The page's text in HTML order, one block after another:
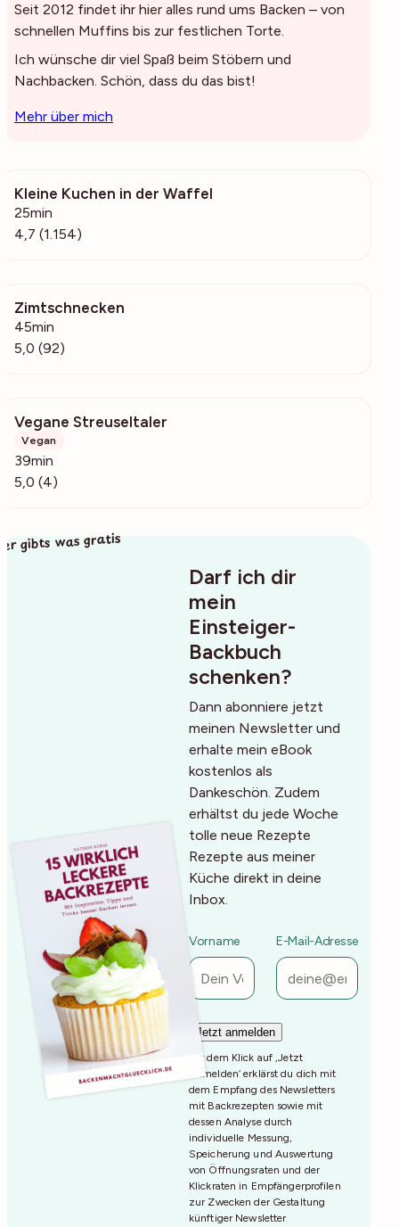
Seit 2012 findet ihr hier alles rund ums Backen – von
schnellen Muffins bis zur festlichen Torte.
Ich wünsche dir viel Spaß beim Stöbern und
Nachbacken. Schön, dass du das bist!
Mehr über mich
Kleine Kuchen in der Waffel
25min
4,7 (1.154)
Zimtschnecken
45min
5,0 (92)
Vegane Streuseltaler
Vegan
39min
5,0 (4)
Darf ich dir
mein
Einsteiger-
Backbuch
schenken?
Dann abonniere jetzt
meinen Newsletter und
erhalte mein eBook
kostenlos als
Dankeschön. Zudem
erhältst du jede Woche
tolle neue Rezepte
Rezepte aus meiner
Küche direkt in deine
Inbox.
Vorname E-Mail-Adresse
Mit dem Klick auf ‚Jetzt
Anmelden‘ erklärst du dich mit
dem Empfang des Newsletters
mit Backrezepten sowie mit
dessen Analyse durch
individuelle Messung,
Speicherung und Auswertung
von Öffnungsraten und der
Klickraten in Empfängerprofilen
zur Zwecken der Gestaltung
künftiger Newsletter
gibts was gratis